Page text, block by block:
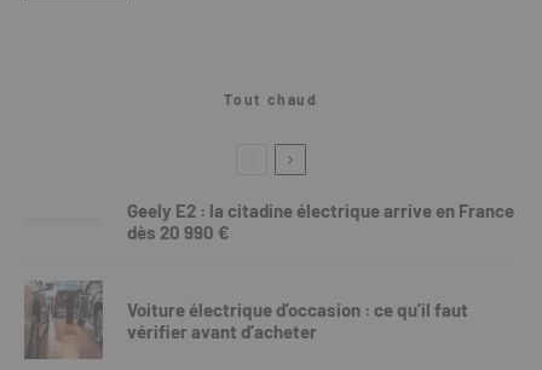
Tout chaud
Geely E2 : la citadine électrique arrive en France
dès 20 990 €
Voiture électrique d’occasion : ce qu’il faut
vérifier avant d’acheter